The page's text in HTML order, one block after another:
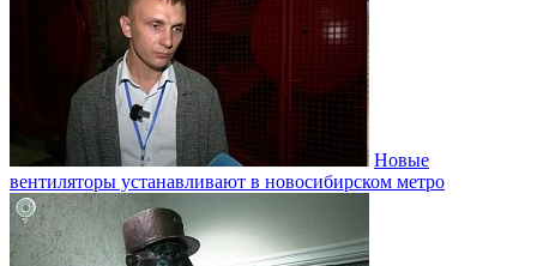
Новые
вентиляторы устанавливают в новосибирском метро